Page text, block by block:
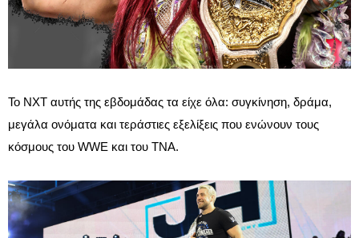
Το NXT αυτής της εβδομάδας τα είχε όλα: συγκίνηση, δράμα,
μεγάλα ονόματα και τεράστιες εξελίξεις που ενώνουν τους
κόσμους του WWE και του TNA.